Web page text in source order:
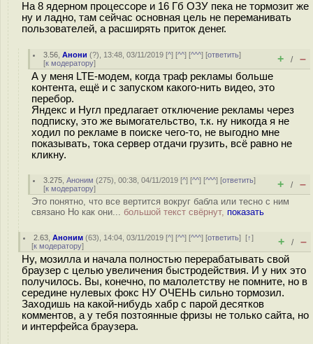
На 8 ядерном процессоре и 16 Гб ОЗУ пека не тормозит же
ну и ладно, там сейчас основная цель не переманивать
пользователей, а расширять приток денег.
3.56 ,Анони (?), 13:48, 03/11/2019 [^] [^^] [^^^] [ответить]
[к модератору] + / –
А у меня LTE-модем, когда траф рекламы больше
контента, ещё и с запуском какого-нить видео, это
перебор.
Яндекс и Нугл предлагает отключение рекламы через
подписку, это же вымогательство, т.к. ну никогда я не
ходил по рекламе в поиске чего-то, не выгодно мне
показывать, тока сервер отдачи грузить, всё равно не
кликну.
3.275 ,Аноним (275), 00:38, 04/11/2019 [^] [^^] [^^^] [ответить]
[к модератору] + / –
Это понятно, что все вертится вокруг бабла или тесно с ним
связано Но как они... большой текст свёрнут, показать
2.63 ,Аноним (63), 14:04, 03/11/2019 [^] [^^] [^^^] [ответить][↑]
[к модератору] + / –
Ну, мозилла и начала полностью перерабатывать свой
браузер с целью увеличения быстродействия. И у них это
получилось. Вы, конечно, по малолетству не помните, но в
середине нулевых фокс НУ ОЧЕНЬ сильно тормозил.
Заходишь на какой-нибудь хабр с парой десятков
комментов, а у тебя позтоянные фризы не только сайта, но
и интерфейса браузера.